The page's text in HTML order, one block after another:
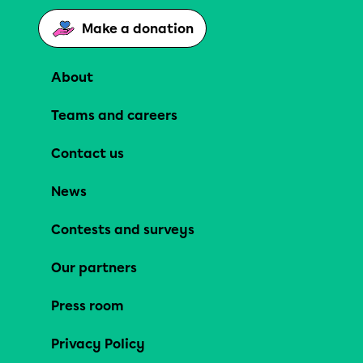
Make a donation
About
Teams and careers
Contact us
News
Contests and surveys
Our partners
Press room
Privacy Policy